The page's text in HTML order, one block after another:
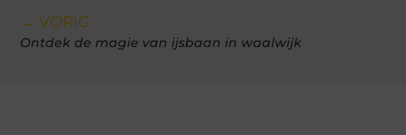
← VORIG
Ontdek de magie van ijsbaan in waalwijk